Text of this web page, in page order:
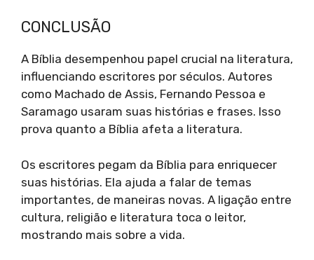
CONCLUSÃO
A Bíblia desempenhou papel crucial na literatura,
influenciando escritores por séculos. Autores
como Machado de Assis, Fernando Pessoa e
Saramago usaram suas histórias e frases. Isso
prova quanto a Bíblia afeta a literatura.
Os escritores pegam da Bíblia para enriquecer
suas histórias. Ela ajuda a falar de temas
importantes, de maneiras novas. A ligação entre
cultura, religião e literatura toca o leitor,
mostrando mais sobre a vida.